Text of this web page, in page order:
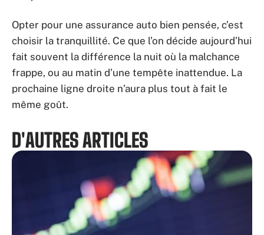
Opter pour une assurance auto bien pensée, c’est
choisir la tranquillité. Ce que l’on décide aujourd’hui
fait souvent la différence la nuit où la malchance
frappe, ou au matin d’une tempête inattendue. La
prochaine ligne droite n’aura plus tout à fait le
même goût.
D'AUTRES ARTICLES